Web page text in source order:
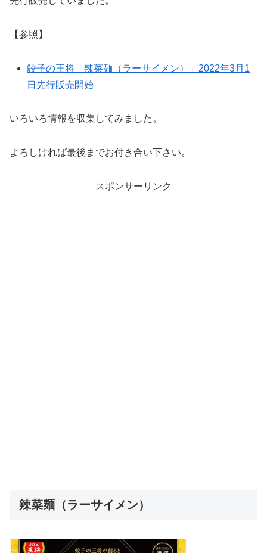
【参照】
餃子の王将「辣菜麺（ラーサイメン）」2022年3月1
日先行販売開始
いろいろ情報を収集してみました。
よろしければ最後までお付き合い下さい。
スポンサーリンク
辣菜麺（ラーサイメン）